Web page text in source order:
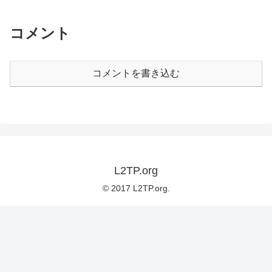
コメント
コメントを書き込む
L2TP.org
© 2017 L2TP.org.